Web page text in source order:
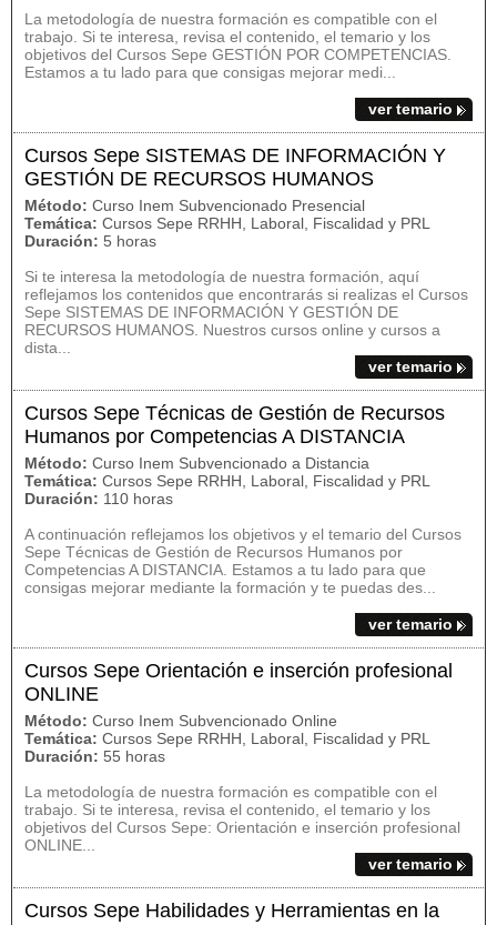
La metodología de nuestra formación es compatible con el
trabajo. Si te interesa, revisa el contenido, el temario y los
objetivos del Cursos Sepe GESTIÓN POR COMPETENCIAS.
Estamos a tu lado para que consigas mejorar medi...
ver temario
Cursos Sepe SISTEMAS DE INFORMACIÓN Y
GESTIÓN DE RECURSOS HUMANOS
Método: Curso Inem Subvencionado Presencial
Temática: Cursos Sepe RRHH, Laboral, Fiscalidad y PRL
Duración: 5 horas
Si te interesa la metodología de nuestra formación, aquí
reflejamos los contenidos que encontrarás si realizas el Cursos
Sepe SISTEMAS DE INFORMACIÓN Y GESTIÓN DE
RECURSOS HUMANOS. Nuestros cursos online y cursos a
dista...
ver temario
Cursos Sepe Técnicas de Gestión de Recursos
Humanos por Competencias A DISTANCIA
Método: Curso Inem Subvencionado a Distancia
Temática: Cursos Sepe RRHH, Laboral, Fiscalidad y PRL
Duración: 110 horas
A continuación reflejamos los objetivos y el temario del Cursos
Sepe Técnicas de Gestión de Recursos Humanos por
Competencias A DISTANCIA. Estamos a tu lado para que
consigas mejorar mediante la formación y te puedas des...
ver temario
Cursos Sepe Orientación e inserción profesional
ONLINE
Método: Curso Inem Subvencionado Online
Temática: Cursos Sepe RRHH, Laboral, Fiscalidad y PRL
Duración: 55 horas
La metodología de nuestra formación es compatible con el
trabajo. Si te interesa, revisa el contenido, el temario y los
objetivos del Cursos Sepe: Orientación e inserción profesional
ONLINE...
ver temario
Cursos Sepe Habilidades y Herramientas en la